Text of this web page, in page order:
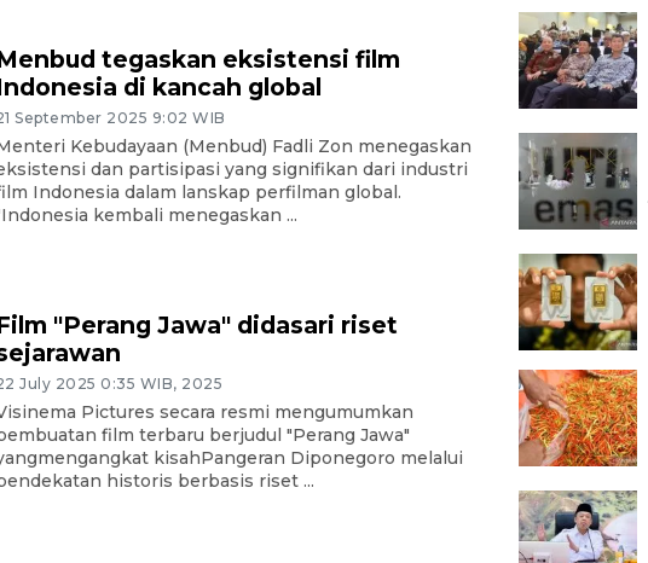
tegaskan eksistensi film
di kancah global
September 2025 9:02 WIB
Kebudayaan (Menbud) Fadli Zon menegaskan
dan partisipasi yang signifikan dari industri
Indonesia dalam lanskap perfilman global.
kembali menegaskan ...
"Perang Jawa" didasari riset
July 2025 0:35 WIB, 2025
Pictures secara resmi mengumumkan
film terbaru berjudul "Perang Jawa"
kisahPangeran Diponegoro melalui
historis berbasis riset ...